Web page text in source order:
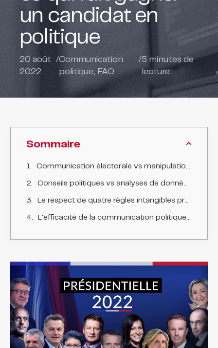
un candidat en
politique
20 août
2022
/Communication
politique, FAQ
/5 minutes de
lecture
Sommaire
Communication électorale vs manipulation politique
Conseils politiques vs analyses de données électorales
Le respect de quatre règles intangibles prédispose à la victoire électorale.
L'efficacité de la communication politique au coeur des stratégies électorales